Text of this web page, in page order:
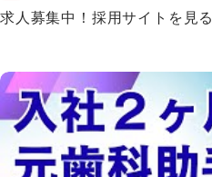
求人募集中！採用サイトを見る